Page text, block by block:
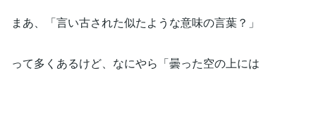
まあ、「言い古された似たような意味の言葉？」
って多くあるけど、なにやら「曇った空の上には